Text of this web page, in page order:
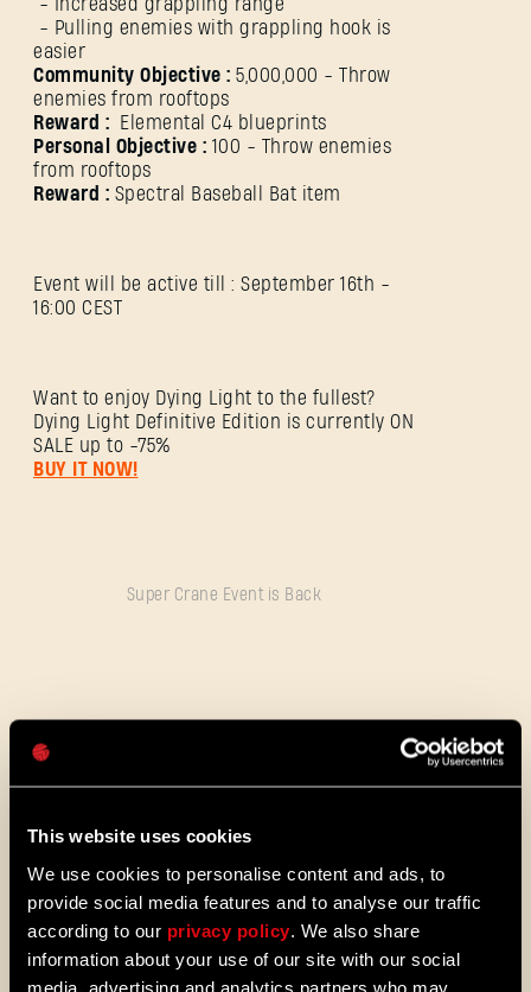
This website uses cookies
We use cookies to personalise content and ads, to
provide social media features and to analyse our traffic
according to our privacy policy . We also share
information about your use of our site with our social
media, advertising and analytics partners who may
- Increased grappling range
- Pulling enemies with grappling hook is
easier
Community Objective : 5,000,000 - Throw
enemies from rooftops
Reward : Elemental C4 blueprints
Personal Objective : 100 - Throw enemies
from rooftops
Reward : Spectral Baseball Bat item
Event will be active till : September 16th -
16:00 CEST
Want to enjoy Dying Light to the fullest?
Dying Light Definitive Edition is currently ON
SALE up to -75%
BUY IT NOW!
Super Crane Event is Back
ALL THE NEWS
PARCHE
(1.29)s (1.29)
Villedor está evolucionando para
ofrecer un sistema que permite
progresar y desbloquear habilidades
más rápido. Hazte con habilidades de
REGISTRARSE